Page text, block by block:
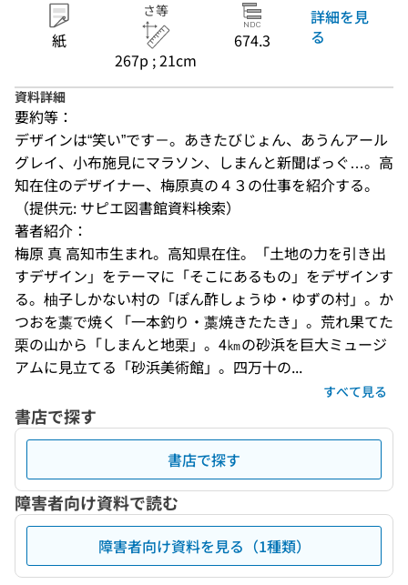
紙
さ等
267p ; 21cm
674.3
詳細を見
る
資料詳細
要約等：
デザインは“笑い”です－。あきたびじょん、あうんアール
グレイ、小布施見にマラソン、しまんと新聞ばっぐ…。高
知在住のデザイナー、梅原真の４３の仕事を紹介する。
（提供元: サピエ図書館資料検索）
著者紹介：
梅原 真 高知市生まれ。高知県在住。「土地の力を引き出
すデザイン」をテーマに「そこにあるもの」をデザインす
る。柚子しかない村の「ぽん酢しょうゆ・ゆずの村」。か
つおを藁で焼く「一本釣り・藁焼きたたき」。荒れ果てた
栗の山から「しまんと地栗」。4㎞の砂浜を巨大ミュージ
アムに見立てる「砂浜美術館」。四万十の...
すべて見る
書店で探す
書店で探す
障害者向け資料で読む
障害者向け資料を見る（1種類）